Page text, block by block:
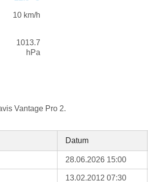
10 km/h
1013.7
hPa
Vantage Pro 2.
Datum
28.06.2026 15:00
13.02.2012 07:30